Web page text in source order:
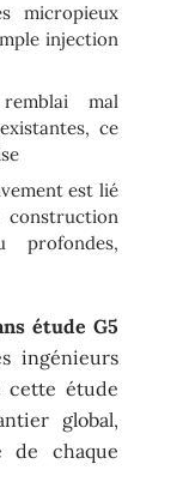
micropieux
injection
mal
ce
est lié
profondes,
étude G5
ingénieurs
cette étude
global,
de chaque